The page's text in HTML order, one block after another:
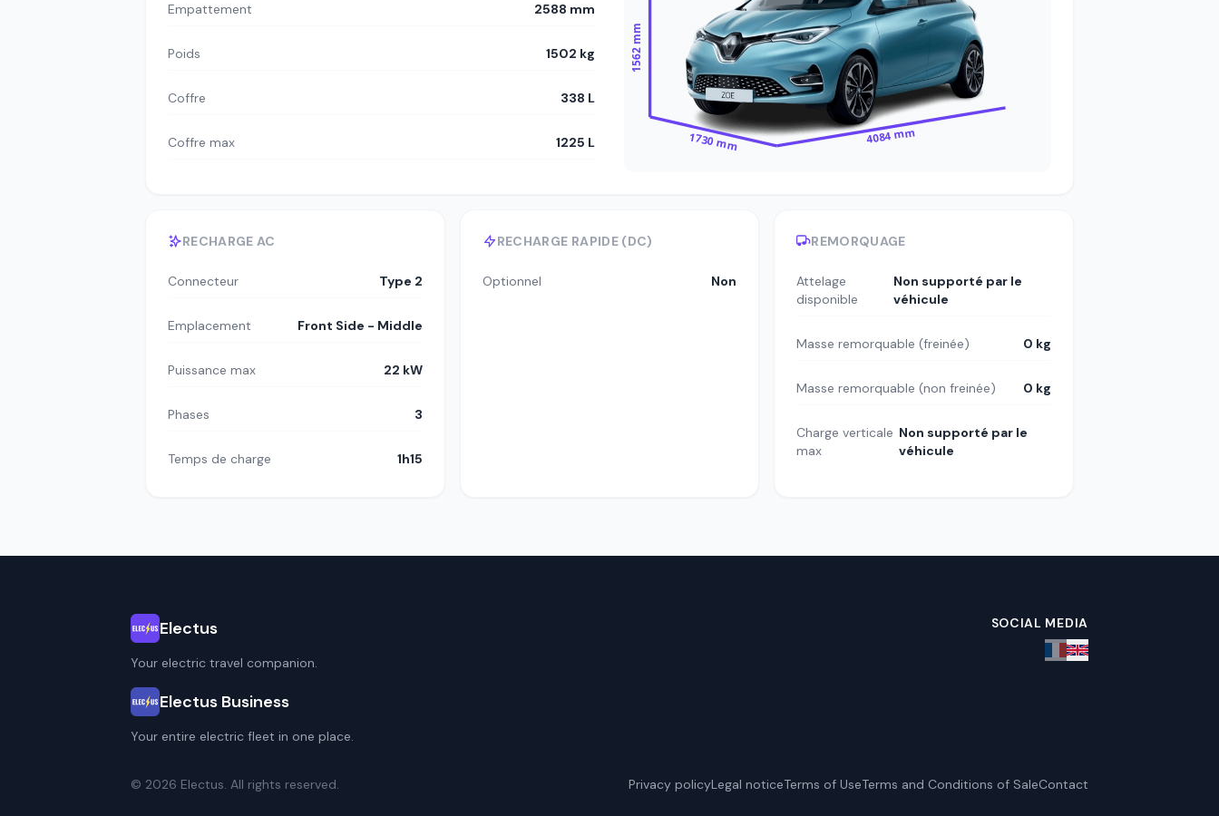
Empattement 2588 mm
Poids 1502 kg
Coffre 338 L
Coffre max 1225 L
1562 mm
1730 mm 4084 mm
RECHARGE AC
Connecteur Type 2
Emplacement Front Side - Middle
Puissance max 22 kW
Phases 3
Temps de charge 1h15
RECHARGE RAPIDE (DC)
Optionnel Non
REMORQUAGE
Attelage
disponible
Non supporté par le
véhicule
Masse remorquable (freinée) 0 kg
Masse remorquable (non freinée) 0 kg
Charge verticale
max
Non supporté par le
véhicule
Electus
Your electric travel companion.
Electus Business
Your entire electric fleet in one place.
SOCIAL MEDIA
© 2026 Electus. All rights reserved. Privacy policyLegal noticeTerms of UseTerms and Conditions of SaleContact